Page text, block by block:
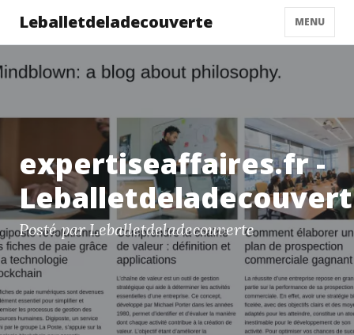
Leballetdeladecouverte MENU
expertiseaffaires.fr -
Posté par Leballetdeladecouverte